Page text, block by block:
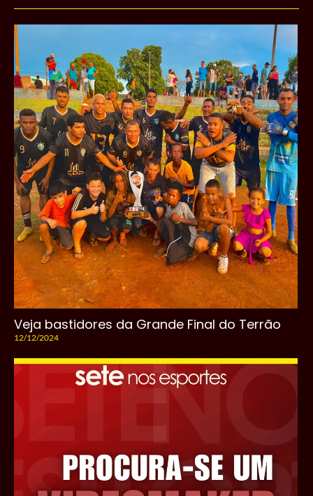
Veja bastidores da Grande Final do Terrão
12/12/2024